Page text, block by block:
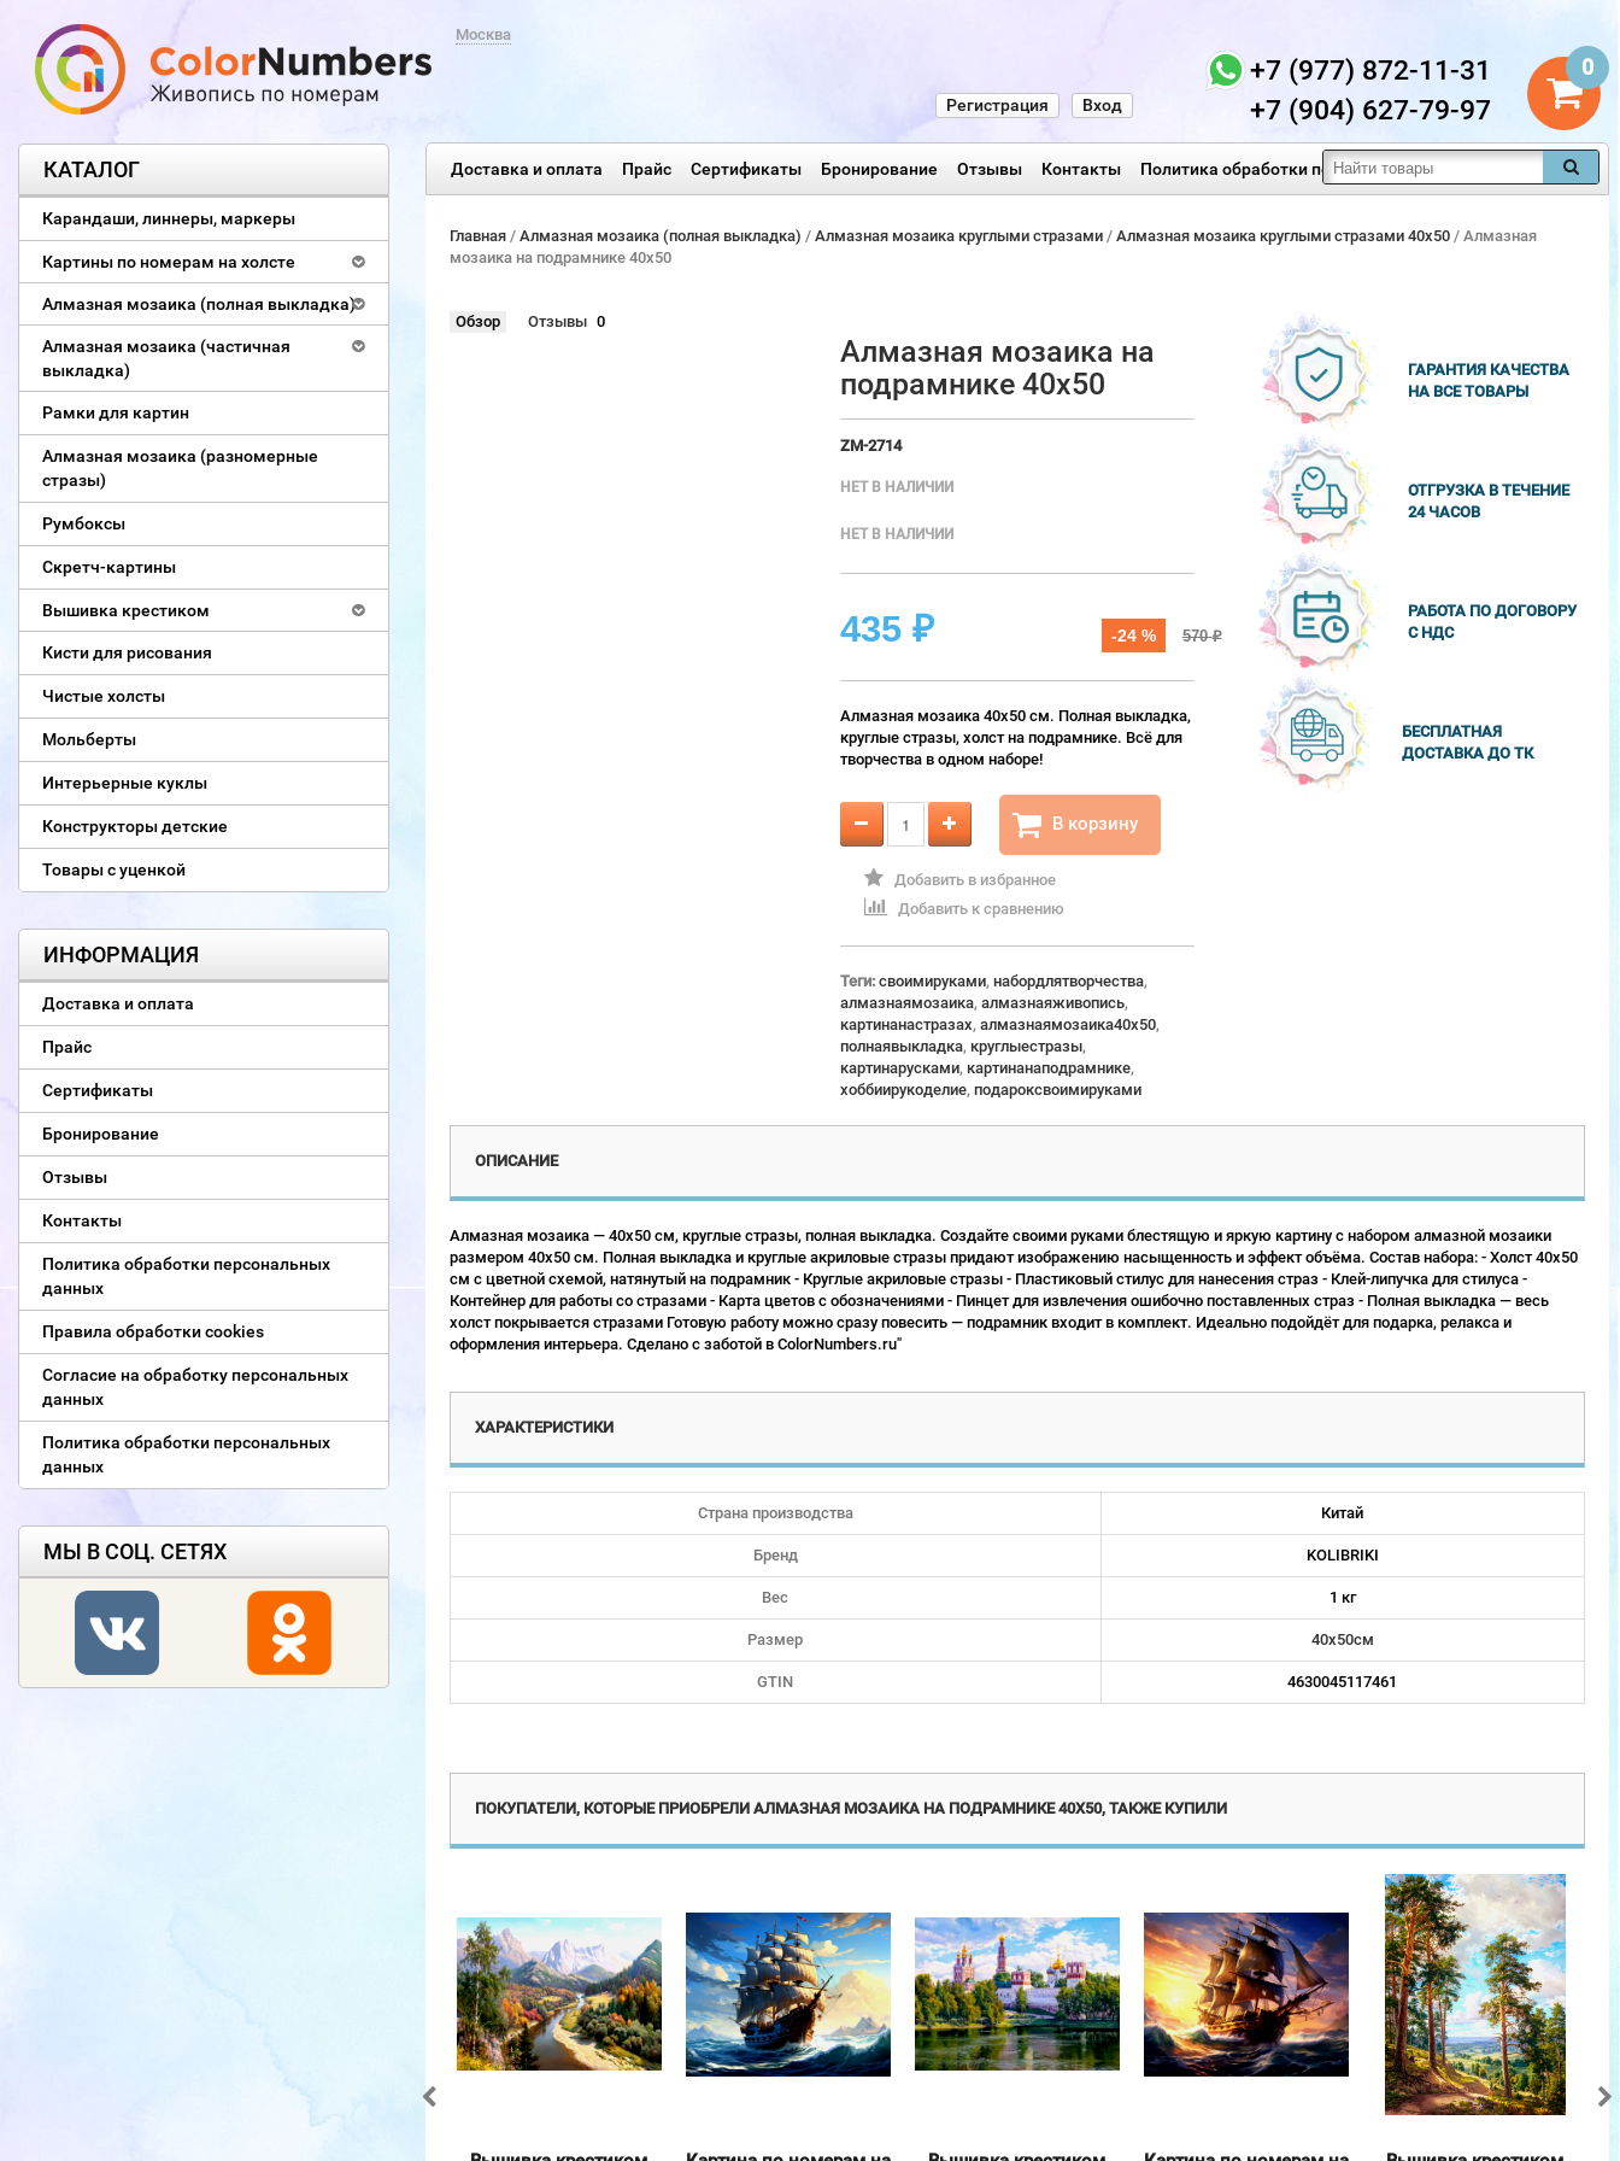
Москва
0
+7 (977) 872-11-31
+7 (904) 627-79-97
Вход
Регистрация
Доставка и оплата Прайс Сертификаты Бронирование Отзывы Контакты Политика обработки персональных данных
КАТАЛОГ
Карандаши, линнеры, маркеры
Картины по номерам на холсте
Алмазная мозаика (полная выкладка)
Алмазная мозаика (частичная
выкладка)
Рамки для картин
Алмазная мозаика (разномерные
стразы)
Румбоксы
Скретч-картины
Вышивка крестиком
Кисти для рисования
Чистые холсты
Мольберты
Интерьерные куклы
Конструкторы детские
Товары с уценкой
ИНФОРМАЦИЯ
Доставка и оплата
Прайс
Сертификаты
Бронирование
Отзывы
Контакты
Политика обработки персональных
данных
Правила обработки cookies
Согласие на обработку персональных
данных
Политика обработки персональных
данных
МЫ В СОЦ. СЕТЯХ
Главная/ Алмазная мозаика (полная выкладка) / Алмазная мозаика круглыми стразами / Алмазная мозаика круглыми стразами 40x50 / Алмазная
мозаика на подрамнике 40х50
Обзор Отзывы 0
Алмазная мозаика на
подрамнике 40х50
ZM-2714
НЕТ В НАЛИЧИИ
НЕТ В НАЛИЧИИ
435 ₽ -24 % 570₽
Алмазная мозаика 40х50 см. Полная выкладка,
круглые стразы, холст на подрамнике. Всё для
творчества в одном наборе!
В корзину
Добавить в избранное
Добавить к сравнению
Теги: своимируками, набордлятворчества,
алмазнаямозаика, алмазнаяживопись,
картинанастразах, алмазнаямозаика40x50,
полнаявыкладка, круглыестразы,
картинарусками, картинанаподрамнике,
хоббиирукоделие, подароксвоимируками
ГАРАНТИЯ КАЧЕСТВА
НА ВСЕ ТОВАРЫ
ОТГРУЗКА В ТЕЧЕНИЕ
24 ЧАСОВ
РАБОТА ПО ДОГОВОРУ
С НДС
БЕСПЛАТНАЯ
ДОСТАВКА ДО ТК
ОПИСАНИЕ
Алмазная мозаика — 40х50 см, круглые стразы, полная выкладка. Создайте своими руками блестящую и яркую картину с набором алмазной мозаики
размером 40х50 см. Полная выкладка и круглые акриловые стразы придают изображению насыщенность и эффект объёма. Состав набора: - Холст 40х50
см с цветной схемой, натянутый на подрамник - Круглые акриловые стразы - Пластиковый стилус для нанесения страз - Клей-липучка для стилуса -
Контейнер для работы со стразами - Карта цветов с обозначениями - Пинцет для извлечения ошибочно поставленных страз - Полная выкладка — весь
холст покрывается стразами Готовую работу можно сразу повесить — подрамник входит в комплект. Идеально подойдёт для подарка, релакса и
оформления интерьера. Сделано с заботой в ColorNumbers.ru"
ХАРАКТЕРИСТИКИ
Страна производства Китай
Бренд KOLIBRIKI
Вес 1 кг
Размер 40х50см
GTIN 4630045117461
ПОКУПАТЕЛИ, КОТОРЫЕ ПРИОБРЕЛИ АЛМАЗНАЯ МОЗАИКА НА ПОДРАМНИКЕ 40Х50, ТАКЖЕ КУПИЛИ